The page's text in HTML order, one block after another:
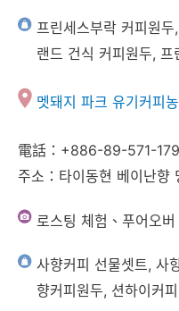
프린세스부락 커피원
랜드 건식 커피원두,
멧돼지 파크 유기커피
電話：+886-89-571-179
주소：타이동현 베이난향
로스팅 체험、푸어오
사향커피 선물셋트, 사
향커피원두, 션하이커